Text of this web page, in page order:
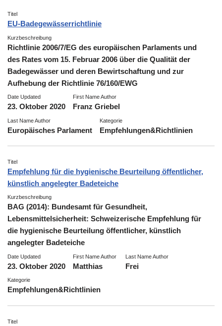
Titel
EU-Badegewässerrichtlinie
Kurzbeschreibung
Richtlinie 2006/7/EG des europäischen Parlaments und
des Rates vom 15. Februar 2006 über die Qualität der
Badegewässer und deren Bewirtschaftung und zur
Aufhebung der Richtlinie 76/160/EWG
Date Updated
23. Oktober 2020
First Name Author
Franz Griebel
Last Name Author
Europäisches Parlament
Kategorie
Empfehlungen&Richtlinien
Titel
Empfehlung für die hygienische Beurteilung öffentlicher,
künstlich angelegter Badeteiche
Kurzbeschreibung
BAG (2014): Bundesamt für Gesundheit,
Lebensmittelsicherheit: Schweizerische Empfehlung für
die hygienische Beurteilung öffentlicher, künstlich
angelegter Badeteiche
Date Updated
23. Oktober 2020
First Name Author
Matthias
Last Name Author
Frei
Kategorie
Empfehlungen&Richtlinien
Titel